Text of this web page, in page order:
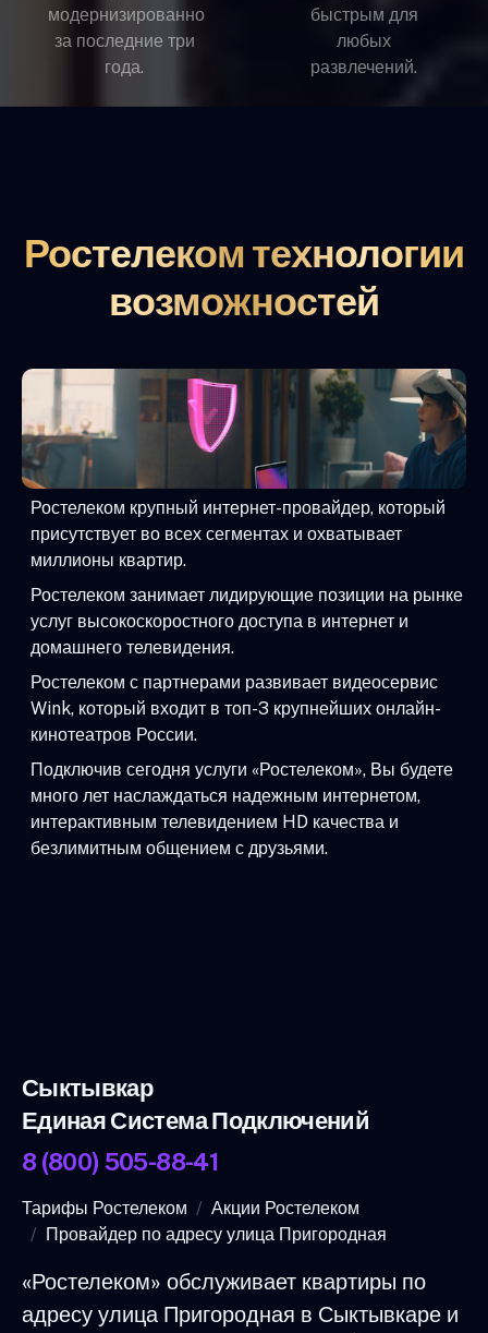
модернизированно
за последние три
года.
быстрым для
любых
развлечений.
Ростелеком технологии
возможностей
Ростелеком крупный интернет-провайдер, который
присутствует во всех сегментах и охватывает
миллионы квартир.
Ростелеком занимает лидирующие позиции на рынке
услуг высокоскоростного доступа в интернет и
домашнего телевидения.
Ростелеком с партнерами развивает видеосервис
Wink, который входит в топ-3 крупнейших онлайн-
кинотеатров России.
Подключив сегодня услуги «Ростелеком», Вы будете
много лет наслаждаться надежным интернетом,
интерактивным телевидением HD качества и
безлимитным общением с друзьями.
Сыктывкар
Единая Система Подключений
8 (800) 505-88-41
Тарифы Ростелеком
Акции Ростелеком
Провайдер по адресу улица Пригородная
«Ростелеком» обслуживает квартиры по
адресу улица Пригородная в Сыктывкаре и